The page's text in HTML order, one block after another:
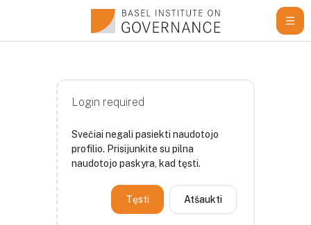
Login required
Svečiai negali pasiekti naudotojo
profilio. Prisijunkite su pilna
naudotojo paskyra, kad tęsti.
Atšaukti
Tęsti